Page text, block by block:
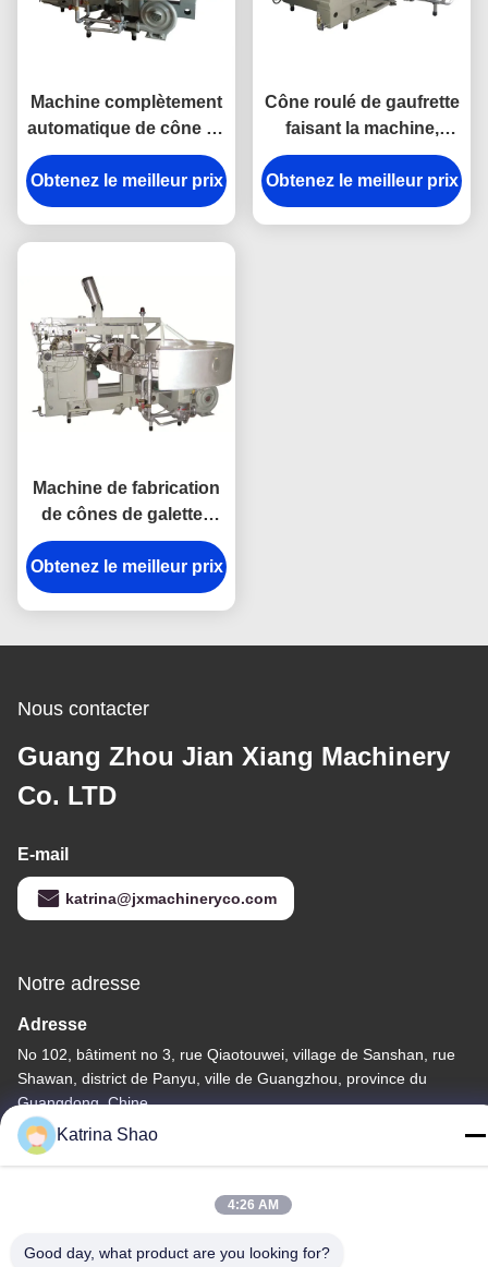
Machine complètement
automatique de cône de
gaufrette de crème
glacée pour l'usine de
casse-croûte
Obtenez le meilleur prix
Cône roulé de gaufrette
faisant la machine,
machine de biscuit de
crème glacée garantie
d'un an
Obtenez le meilleur prix
Machine de fabrication
de cônes de galettes
industrielles 380V 1,5kw
Pour la cuisson de la
crème glacée cône
Obtenez le meilleur prix
Nous contacter
Guang Zhou Jian Xiang Machinery
Co. LTD
E-mail
katrina@jxmachineryco.com
Notre adresse
Adresse
No 102, bâtiment no 3, rue Qiaotouwei, village de Sanshan, rue
Shawan, district de Panyu, ville de Guangzhou, province du
Guangdong, Chine
Télégramme
Katrina Shao
4:26 AM
Good day, what product are you looking for?